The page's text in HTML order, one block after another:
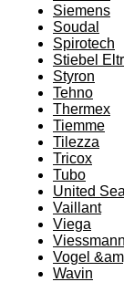
Siemens
Soudal
Spirotech
Stiebel
Styron
Tehno
Thermex
Tiemme
Tilezza
Tricox
Tubo
United
Vaillant
Viega
Viessmann
Vogel
Wavin